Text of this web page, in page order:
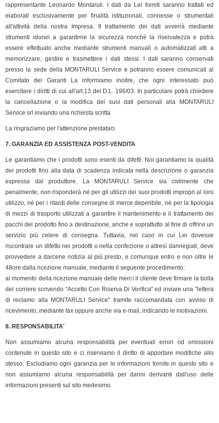
rappresentante Leonardo Montaruli. I dati da Lei forniti saranno trattati ed
elaborati esclusivamente per finalità istituzionali, connesse o strumentali
all'attività della nostra Impresa. Il trattamento dei dati avverrà mediante
strumenti idonei a garantirne la sicurezza nonchè la riservatezza e potrà
essere effettuato anche mediante strumenti manuali o automatizzati atti a
memorizzare, gestire e trasmettere i dati stessi. I dati saranno conservati
presso la sede della MONTARULI Service e potranno essere comunicati al
Comitato dei Garanti La informiamo inoltre, che ogni interessato può
esercitare i diritti di cui all'art.13 del D.L. 196/03. In particolare potrà chiedere
la cancellazione o la modifica dei suoi dati personali alla MONTARULI
Service srl inviando una richiesta scritta
La ringraziamo per l'attenzione prestataci.
7. GARANZIA ED ASSISTENZA POST-VENDITA
Le garantiamo che i prodotti sono esenti da difetti. Noi garantiamo la qualità
dei prodotti fino alla data di scadenza indicata nella descrizione o garanzia
espressa dal produttore. La MONTARULI Service sia civilmente che
penalmente, non risponderà né per gli utilizzi dei suoi prodotti impropri al loro
utilizzo, né per i ritardi delle consegne di merce deperibile, né per la tipologia
di mezzi di trasporto utilizzati a garantire il mantenimento e il trattamento dei
pacchi del prodotto fino a destinazione, anche e soprattutto al fine di offrirvi un
servizio più celere di consegna. Tuttavia, nel caso in cui Lei dovesse
riscontrare un difetto nei prodotti o nella confezione o altresì dannegiati, deve
provvedere a darcene notizia al più presto, e comunque entro e non oltre le
48ore dalla ricezione manuale, mediante il seguente procedimento:
al momento della ricezione manuale delle merci il cliente deve firmare la bolla
del corriere scrivendo "Accetto Con Riserva Di Verifica" ed inviare una "lettera
di reclamo alla MONTARULI Service" tramite raccomandata con avviso di
ricevimento, mediante fax oppure anche via e-mail, indicando le motivazioni.
8. RESPONSABILITA'
Non assumiamo alcuna responsabilità per eventuali errori od omissioni
contenute in questo sito e ci riserviamo il diritto di apportare modifiche allo
stesso. Escludiamo ogni garanzia per le informazioni fornite in questo sito e
non assumiamo alcuna responsabilità per danni derivanti dall'uso delle
informazioni presenti sul sito medesimo.